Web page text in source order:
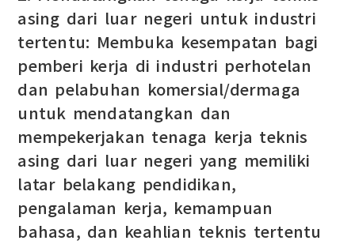
asing dari luar negeri untuk industri
tertentu: Membuka kesempatan bagi
pemberi kerja di industri perhotelan
dan pelabuhan komersial/dermaga
untuk mendatangkan dan
mempekerjakan tenaga kerja teknis
asing dari luar negeri yang memiliki
latar belakang pendidikan,
pengalaman kerja, kemampuan
bahasa, dan keahlian teknis tertentu